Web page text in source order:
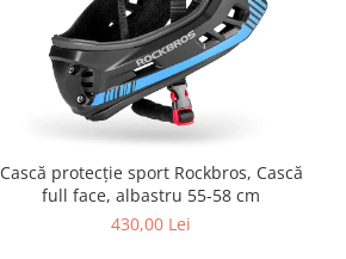
Cască protecție sport Rockbros, Cască
full face, albastru 55-58 cm
430,00 Lei